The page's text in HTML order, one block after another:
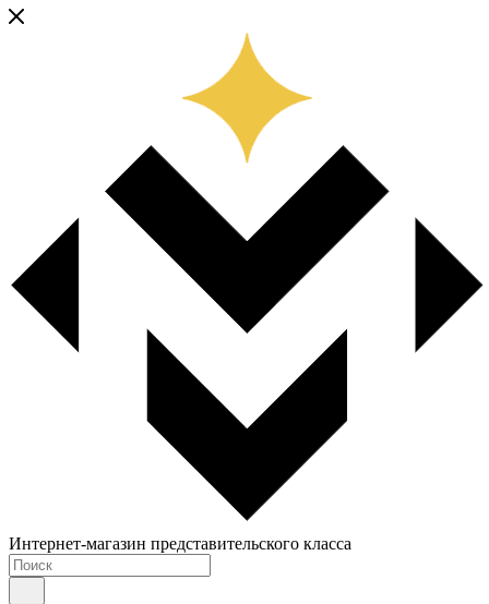
Интернет-магазин представительского класса